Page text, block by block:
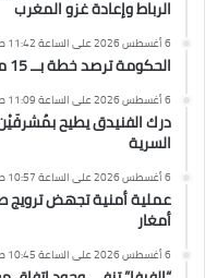
الرباط وإعادة غزو المغرب
6 أغسطس 2026 على الساعة 11:42 صباحًا
الحكومة ترصد خطة بــ 15 مليار درهم لإنعاش التشغيل وإدماج الشباب
6 أغسطس 2026 على الساعة 11:09 صباحًا
درك الفنيدق يطيح
السرية
6 أغسطس 2026 على الساعة 10:57 صباحًا
عملية أمنية تجهض ترويج
أمغار
6 أغسطس 2026 على الساعة 10:45 صباحًا